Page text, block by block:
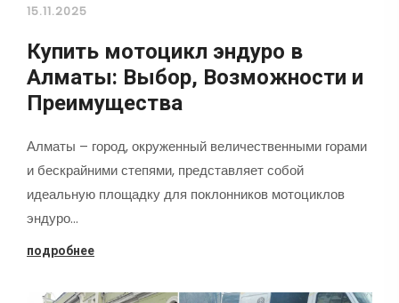
15.11.2025
Купить мотоцикл эндуро в
Алматы: Выбор, Возможности и
Преимущества
Алматы – город, окруженный величественными горами
и бескрайними степями, представляет собой
идеальную площадку для поклонников мотоциклов
эндуро…
подробнее